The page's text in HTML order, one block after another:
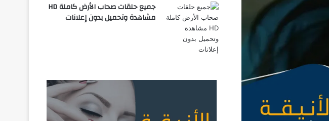
جميع حلقات صحاب الأرض كاملة HD
مشاهدة وتحميل بدون إعلانات